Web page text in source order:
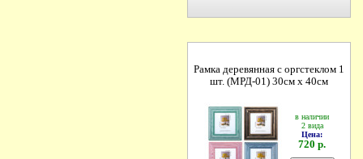
Рамка деревянная с оргстеклом 1
шт. (МРД-01) 30см х 40см
в наличии
2 вида
Цена:
720 р.